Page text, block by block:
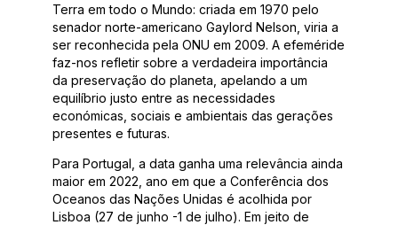
Terra em todo o Mundo: criada em 1970 pelo
senador norte-americano Gaylord Nelson, viria a
ser reconhecida pela ONU em 2009. A efeméride
faz-nos refletir sobre a verdadeira importância
da preservação do planeta, apelando a um
equilíbrio justo entre as necessidades
económicas, sociais e ambientais das gerações
presentes e futuras.
Para Portugal, a data ganha uma relevância ainda
maior em 2022, ano em que a Conferência dos
Oceanos das Nações Unidas é acolhida por
Lisboa (27 de junho -1 de julho). Em jeito de